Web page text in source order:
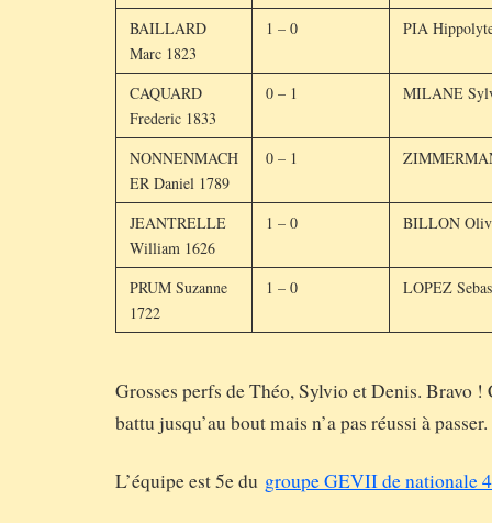
BAILLARD
Marc 1823
1 – 0 PIA
CAQUARD
Frederic 1833
0 – 1 MILANE
NONNENMACH
ER Daniel 1789
0 – 1
JEANTRELLE
William 1626
1 – 0 BILLON
PRUM Suzanne
1722
1 – 0 LOPEZ
Grosses perfs de Théo, Sylvio et Denis. Bravo !
battu jusqu’au bout mais n’a pas réussi à passer.
L’équipe est 5e du groupe GEVII de nationale 4